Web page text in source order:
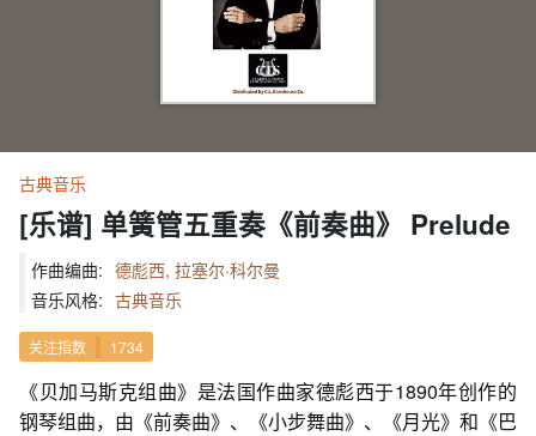
古典音乐
[乐谱] 单簧管五重奏《前奏曲》 Prelude
作曲编曲: 德彪西, 拉塞尔·科尔曼
音乐风格: 古典音乐
关注指数 1734
《贝加马斯克组曲》是法国作曲家德彪西于1890年创作的
钢琴组曲，由《前奏曲》、《小步舞曲》、《月光》和《巴